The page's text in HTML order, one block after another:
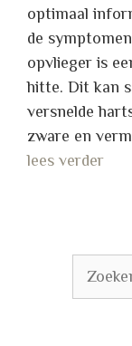
optimaal
de
opvlieger is
hitte. Dit kan
versnelde
zware en
lees verder
naar: